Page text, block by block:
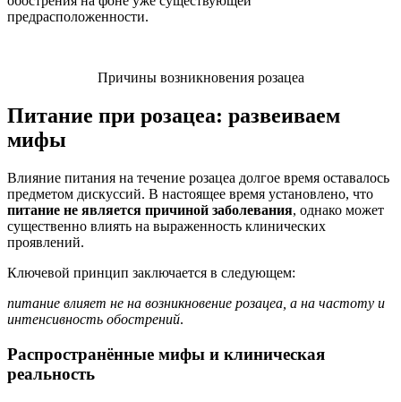
предрасположенности.
Причины возникновения розацеа
Питание при розацеа: развеиваем
мифы
Влияние питания на течение розацеа долгое время оставалось
предметом дискуссий. В настоящее время установлено, что
питание не является причиной заболевания, однако может
существенно влиять на выраженность клинических
проявлений.
Ключевой принцип заключается в следующем:
питание влияет не на возникновение розацеа, а на частоту и
интенсивность обострений.
Распространённые мифы и клиническая
реальность